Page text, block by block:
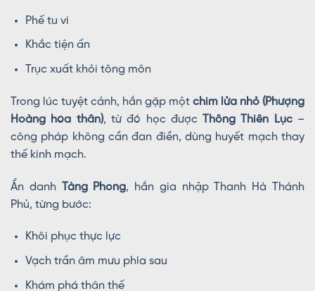
Phế tu vi
Khắc tiện ấn
Trục xuất khỏi tông môn
Trong lúc tuyệt cảnh, hắn gặp một chim lửa nhỏ (Phượng
Hoàng hóa thân), từ đó học đượcThông Thiên Lục–
công pháp không cần đan điền, dùng huyết mạch thay
thế kinh mạch.
Ẩn danh Tàng Phong, hắn gia nhập Thanh Hà Thánh
Phủ, từng bước:
Khôi phục thực lực
Vạch trần âm mưu phía sau
Khám phá thân thế